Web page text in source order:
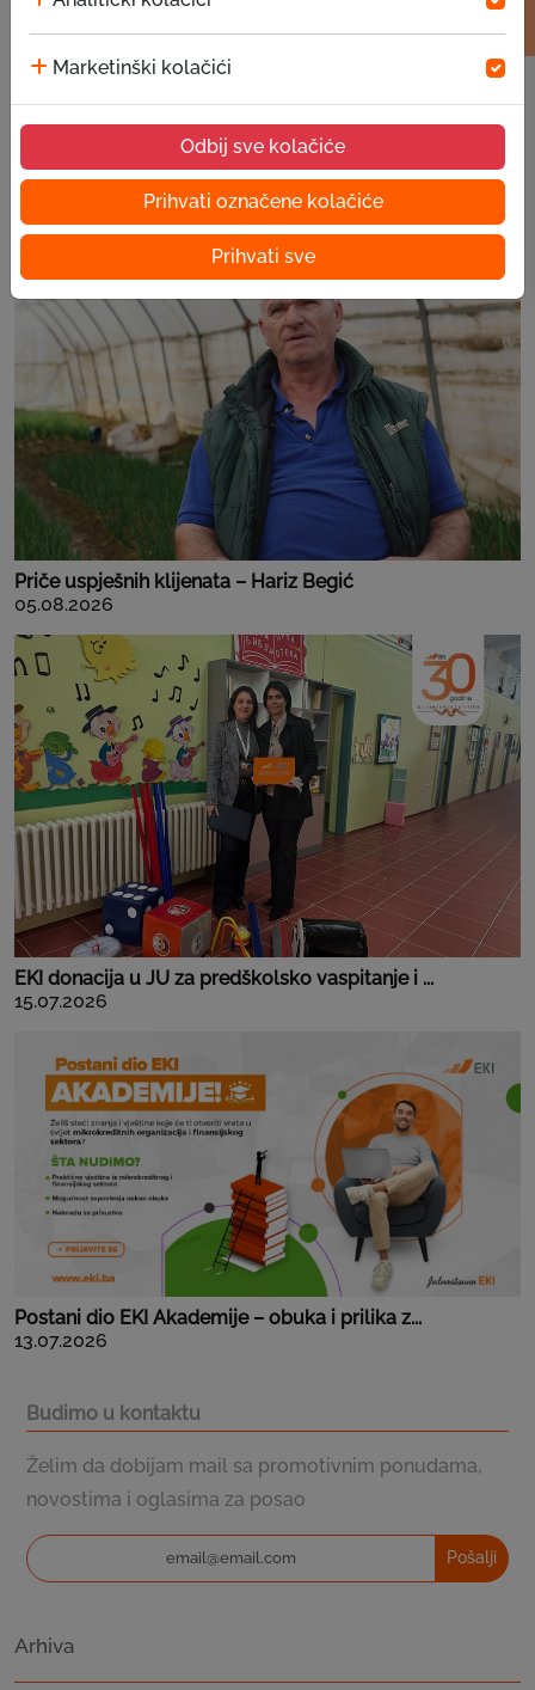
Marketinški kolačići
Odbij sve kolačiće
Prihvati označene kolačiće
Prihvati sve
Foto i video
Mobilne aplikacije
Najnovije
Priče uspješnih klijenata – Hariz Begić
05.08.2026
EKI donacija u JU za predškolsko vaspitanje i ...
15.07.2026
Postani dio EKI Akademije – obuka i prilika z...
13.07.2026
Budimo u kontaktu
Želim da dobijam mail sa promotivnim ponudama,
novostima i oglasima za posao
Pošalji
Arhiva